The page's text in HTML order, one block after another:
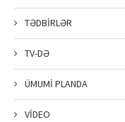
TƏDBİRLƏR
TV-DƏ
ÜMUMİ PLANDA
VİDEO